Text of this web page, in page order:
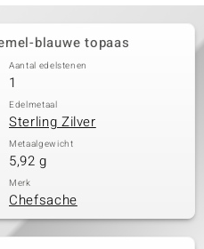
blauwe topaas
Aantal edelstenen
1
Edelmetaal
Sterling Zilver
Metaalgewicht
5,92 g
Merk
Chefsache